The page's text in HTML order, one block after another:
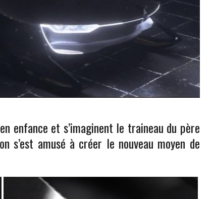
enfance et s’imaginent le traineau du père
s’est amusé à créer le nouveau moyen de